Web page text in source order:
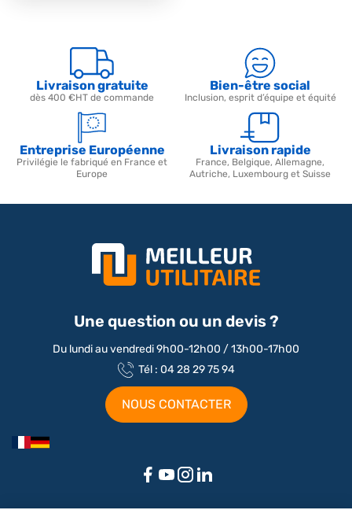
Livraison gratuite
dès 400 €HT de commande
Bien-être social
Inclusion, esprit d’équipe et équité
Entreprise Européenne
Privilégie le fabriqué en France et
Europe
Livraison rapide
France, Belgique, Allemagne,
Autriche, Luxembourg et Suisse
Une question ou un devis ?
Du lundi au vendredi 9h00-12h00 / 13h00-17h00
Tél : 04 28 29 75 94
NOUS CONTACTER